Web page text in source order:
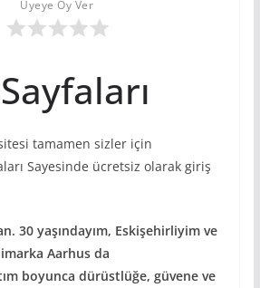
Üyeye Oy Ver
tamamen sizler için
Sayesinde ücretsiz olarak giriş
30 yaşındayım, Eskişehirliyim ve
Aarhus da
boyunca dürüstlüğe, güvene ve